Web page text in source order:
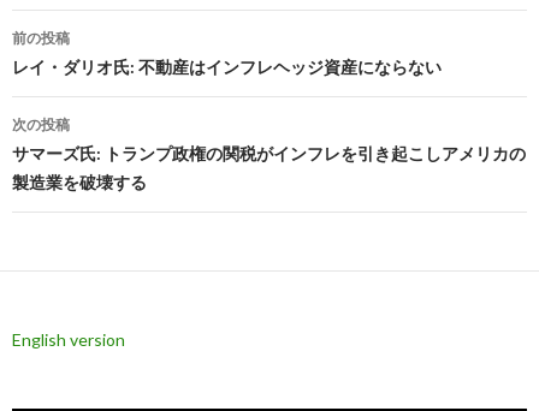
投
稿
ナ
ビ
ゲ
シ
前の投稿
レイ・ダリオ氏: 不動産はインフレヘッジ資産にならない
次の投稿
サマーズ氏: トランプ政権の関税がインフレを引き起こしアメリカの
製造業を破壊する
English version